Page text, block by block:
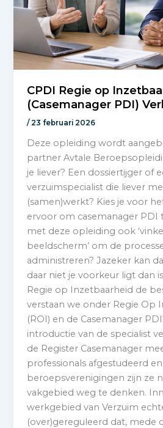
CPDI Regie op
(Casemanager PDI)
/23 februari 2026
Deze opleiding wordt
partner Avtale
je liever? Een dossiertijger of
verzuimspecialist die liever
(samen)werkt? Kies je voor
ervoor om casemanager PDI
met deze opleiding ook
beeldscherm’ om de
administreren? Jazeker kan
daar niet je voorkeur ligt dan
Regie op Inzetbaarheid de
verstaan we onder Regie Op
(ROI) en de Casemanager
introductie van de specialist
de Register Casemanager
professionals afgestudeerd
beroepsverenigingen zijn ze
vakgebied weg te denken.
werkgebied van Verzuim
(over)gereguleerd dat, mede